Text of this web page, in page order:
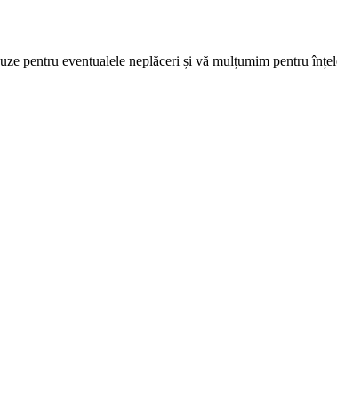
pentru eventualele neplăceri și vă mulțumim pentru